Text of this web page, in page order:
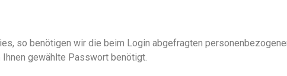
so benötigen wir die beim Login abgefragten
Ihnen gewählte Passwort benötigt.